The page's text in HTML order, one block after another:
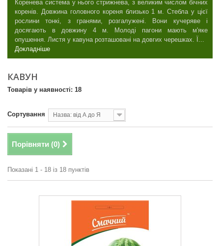
Коренева система у нього стрижнева, з великим числом бічних
коренів. Довжина головного кореня близько 1 м. Стебла у цієї
рослини тонкі, з гранями, розгалужені. Вони кучеряве і
досягають в довжину 4 м. Молоді пагони мають м'яке
опушення. Листя у кавуна розташовані на довгих черешках. Ї...
Докладніше
КАВУН
Товарів у наявності: 18
Сортування Назва: від А до Я
Порівняти (0)
Показані 1 - 18 із 18 пунктів